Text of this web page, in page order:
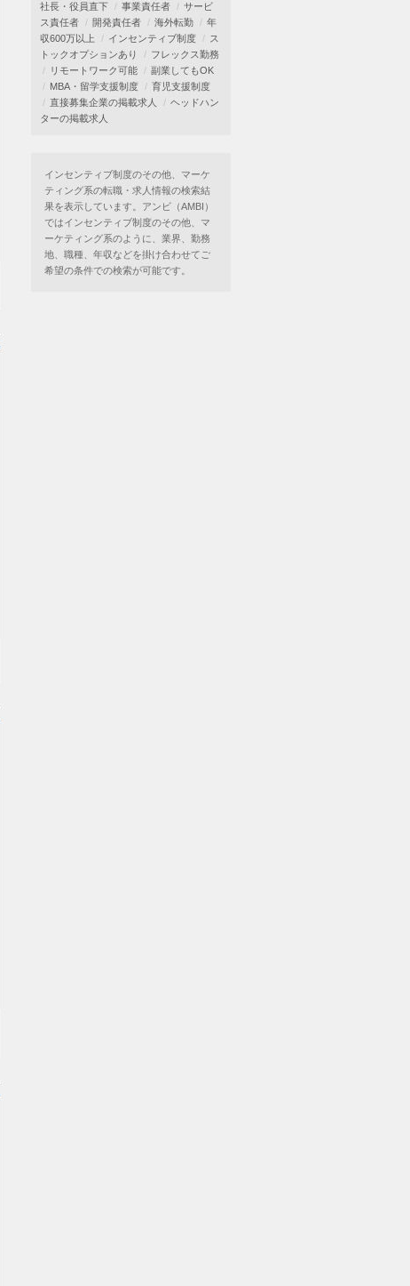
社長・役員直下
事業責任者
サービ
ス責任者
開発責任者 海外転勤
年
収600万以上
インセンティブ制度
ス
トックオプションあり
フレックス勤務
リモートワーク可能
副業してもOK
MBA・留学支援制度
育児支援制度
直接募集企業の掲載求人
ヘッドハン
ターの掲載求人
インセンティブ制度のその他、マーケ
ティング系の転職・求人情報の検索結
果を表示しています。アンビ（AMBI）
ではインセンティブ制度のその他、マ
ーケティング系のように、業界、勤務
地、職種、年収などを掛け合わせてご
希望の条件での検索が可能です。